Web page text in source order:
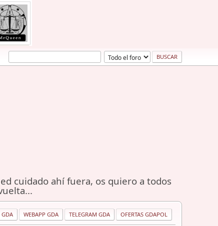
cuidado ahí fuera, os quiero a todos
GDA WEBAPP GDA TELEGRAM GDA OFERTAS GDAPOL